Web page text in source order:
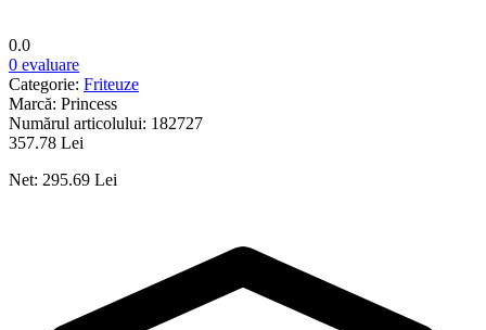
0.0
0 evaluare
Categorie: Friteuze
Marcă: Princess
Numărul articolului: 182727
357.78 Lei
Net: 295.69 Lei